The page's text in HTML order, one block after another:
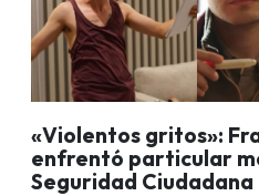
«Violentos gritos»:
enfrentó particular
Seguridad Ciudadana